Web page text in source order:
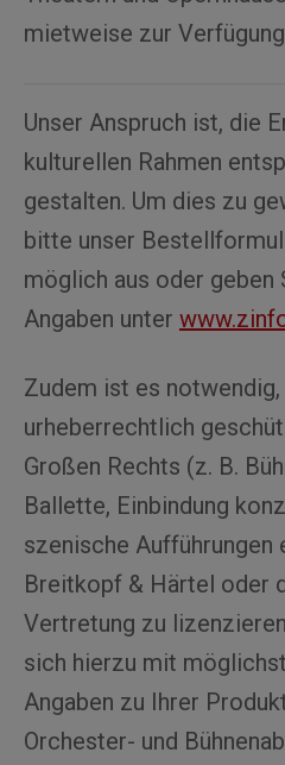
mietweise zur
Unser Anspruch ist, die
kulturellen Rahmen
gestalten. Um dies zu
bitte unser
möglich aus oder
Angaben unter
Zudem ist es
urheberrechtlich
Großen Rechts (z. B.
Ballette, Einbindung
szenische Aufführungen
Breitkopf & Härtel oder
Vertretung zu
sich hierzu mit
Angaben zu Ihrer
Orchester- und